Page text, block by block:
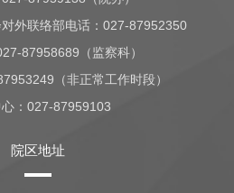
外联络部电话：027-87952350
87958689（监察科）
（非正常工作时段）
：027-87959103
院区地址